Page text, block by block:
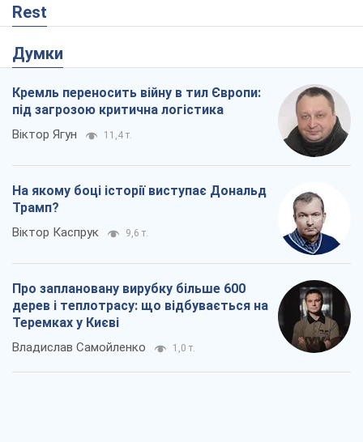
Rest
Думки
Кремль переносить війну в тил Європи:
під загрозою критична логістика
Віктор Ягун 11,4 т.
На якому боці історії виступає Дональд
Трамп?
Віктор Каспрук 9,6 т.
Про заплановану вирубку більше 600
дерев і теплотрасу: що відбувається на
Теремках у Києві
Владислав Самойленко 1,0 т.